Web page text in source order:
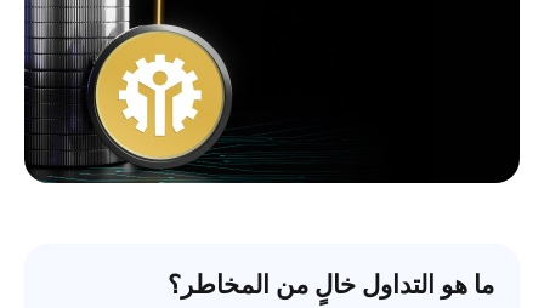
ما هو التداول خالٍ من المخاطر؟